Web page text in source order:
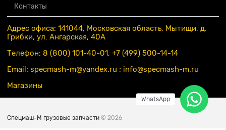
Контакты
Адрес офиса: 141044, Московская область, Мытищи, д.
Грибки, ул. Ангарская, 40А
Телефон: 8 (800) 101-40-01, +7 (499) 500-14-14
Email: specmash-m@yandex.ru ; info@specmash-m.ru
Магазины
Спецмаш-М грузовые запчасти © 2026
WhatsApp